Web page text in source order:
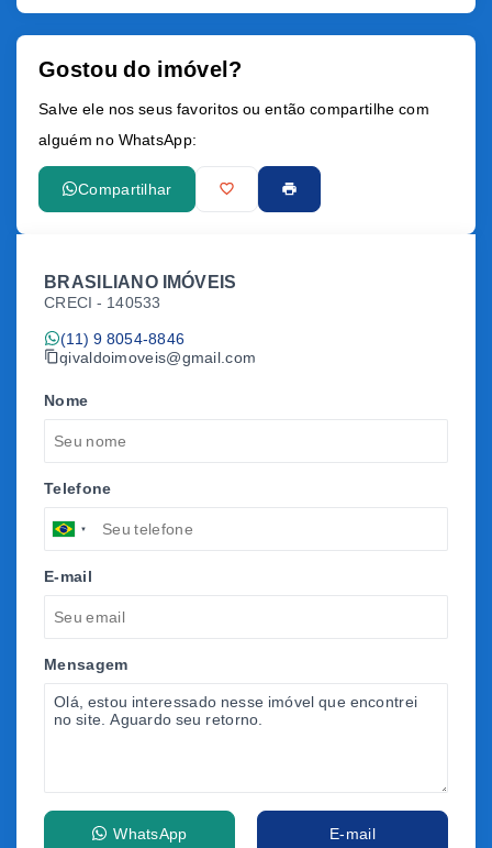
Gostou do imóvel?
Salve ele nos seus favoritos ou então compartilhe com
alguém no WhatsApp:
Compartilhar
BRASILIANO IMÓVEIS
CRECI - 140533
(11) 9 8054-8846
givaldoimoveis@gmail.com
Nome
Telefone
E-mail
Mensagem
WhatsApp E-mail